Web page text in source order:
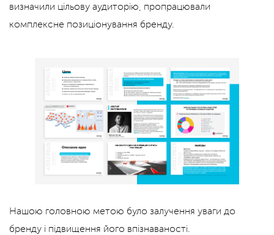
визначили цільову аудиторію, пропрацювали
комплексне позиціонування бренду.
Нашою головною метою було залучення уваги до
бренду і підвищення його впізнаваності.